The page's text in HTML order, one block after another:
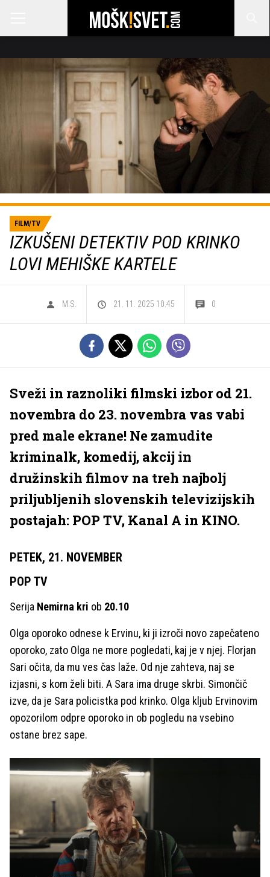
FILM/TV
IZKUŠENI DETEKTIV POD KRINKO
LOVI MEHIŠKE KARTELE
M.S. 21. 11. 2025 10.45 0
Sveži in raznoliki filmski izbor od 21.
novembra do 23. novembra vas vabi
pred male ekrane! Ne zamudite
kriminalk, komedij, akcij in
družinskih filmov na treh najbolj
priljubljenih slovenskih televizijskih
postajah: POP TV, Kanal A in KINO.
PETEK, 21. NOVEMBER
POP TV
Serija Nemirna kri ob 20.10
Olga oporoko odnese k Ervinu, ki ji izroči novo zapečateno
oporoko, zato Olga ne more pogledati, kaj je v njej. Florjan
Sari očita, da mu ves čas laže. Od nje zahteva, naj se
izjasni, s kom želi biti. A Sara ima druge skrbi. Simončič
izve, da je Sara policistka pod krinko. Olga kljub Ervinovim
opozorilom odpre oporoko in ob pogledu na vsebino
ostane brez sape.